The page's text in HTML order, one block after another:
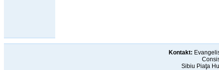
Kontakt:
Sibiu Piaţa